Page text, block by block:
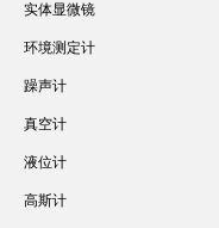
实体显微镜
环境测定计
躁声计
真空计
液位计
高斯计